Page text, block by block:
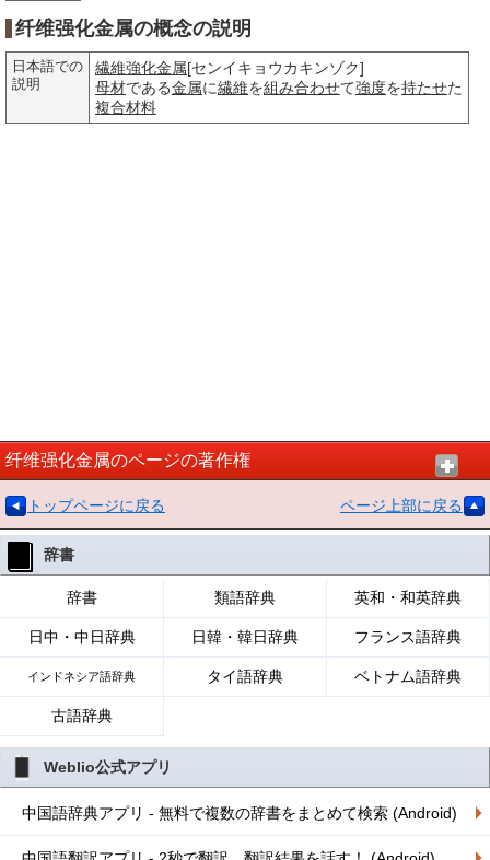
纤维强化金属の概念の説明
日本語での
説明
繊維強化金属[センイキョウカキンゾク]
母材である金属に繊維を組み合わせて強度を持たせた
複合材料
纤维强化金属のページの著作権
トップページに戻る ページ上部に戻る
辞書
辞書 類語辞典 英和・和英辞典
日中・中日辞典 日韓・韓日辞典 フランス語辞典
インドネシア語辞典 タイ語辞典 ベトナム語辞典
古語辞典
Weblio公式アプリ
中国語辞典アプリ - 無料で複数の辞書をまとめて検索 (Android)